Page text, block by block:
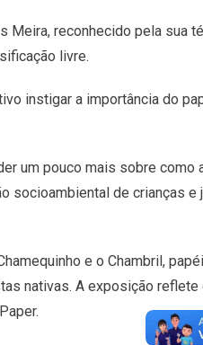
Meira, reconhecido pela sua
livre.
instigar a importância do
um pouco mais sobre como
socioambiental de crianças e
e o Chambril,
nativas. A exposição